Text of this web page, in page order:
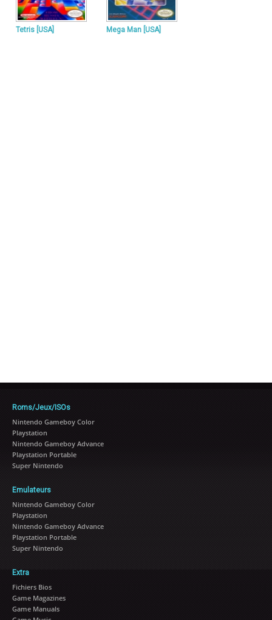
Tetris [USA] Mega Man [USA]
Roms/Jeux/ISOs
Nintendo Gameboy Color
Playstation
Nintendo Gameboy Advance
Playstation Portable
Super Nintendo
Emulateurs
Nintendo Gameboy Color
Playstation
Nintendo Gameboy Advance
Playstation Portable
Super Nintendo
Extra
Fichiers Bios
Game Magazines
Game Manuals